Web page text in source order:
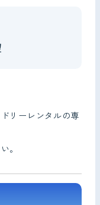
リーレンタルの専
。